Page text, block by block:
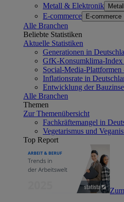
Metall & Elektronik
E-commerce E-commerce
Alle Branchen
Beliebte Statistiken
Aktuelle Statistiken
Generationen in
GfK-Konsumklima-Index
Social-Media-
Inflationsrate in
Entwicklung der
Alle Branchen
Themen
Zur Themenübersicht
Fachkräftemangel in
Vegetarismus und
Top Report